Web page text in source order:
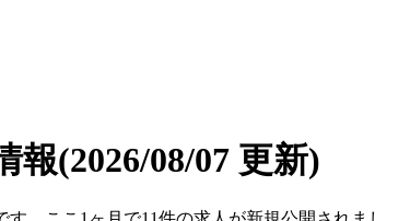
報(2026/08/07 更新)